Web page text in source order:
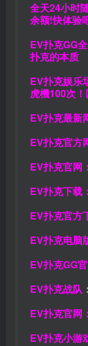
全天24小时
余额!快体验
EV扑克GG
扑克的本质
EV扑克娱乐
虎機100次！
EV扑克最新
EV扑克官方
EV扑克官网：
EV扑克下载：
EV扑克官方
EV扑克电脑
EV扑克GG官
EV扑克战队 ：
EV扑克官网：
EV扑克小游